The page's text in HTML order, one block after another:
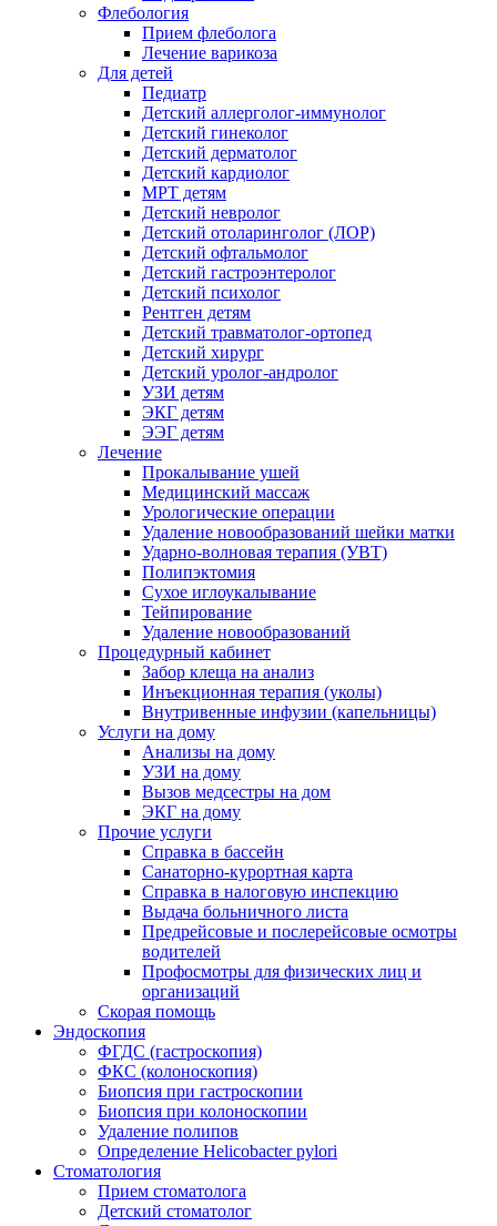
Флебология
Прием флеболога
Лечение варикоза
Для детей
Педиатр
Детский аллерголог-иммунолог
Детский гинеколог
Детский дерматолог
Детский кардиолог
МРТ детям
Детский невролог
Детский отоларинголог (ЛОР)
Детский офтальмолог
Детский гастроэнтеролог
Детский психолог
Рентген детям
Детский травматолог-ортопед
Детский хирург
Детский уролог-андролог
УЗИ детям
ЭКГ детям
ЭЭГ детям
Лечение
Прокалывание ушей
Медицинский массаж
Урологические операции
Удаление новообразований шейки матки
Ударно-волновая терапия (УВТ)
Полипэктомия
Сухое иглоукалывание
Тейпирование
Удаление новообразований
Процедурный кабинет
Забор клеща на анализ
Инъекционная терапия (уколы)
Внутривенные инфузии (капельницы)
Услуги на дому
Анализы на дому
УЗИ на дому
Вызов медсестры на дом
ЭКГ на дому
Прочие услуги
Справка в бассейн
Санаторно-курортная карта
Справка в налоговую инспекцию
Выдача больничного листа
Предрейсовые и послерейсовые осмотры
водителей
Профосмотры для физических лиц и
организаций
Скорая помощь
Эндоскопия
ФГДС (гастроскопия)
ФКС (колоноскопия)
Биопсия при гастроскопии
Биопсия при колоноскопии
Удаление полипов
Определение Helicobacter pylori
Стоматология
Прием стоматолога
Детский стоматолог